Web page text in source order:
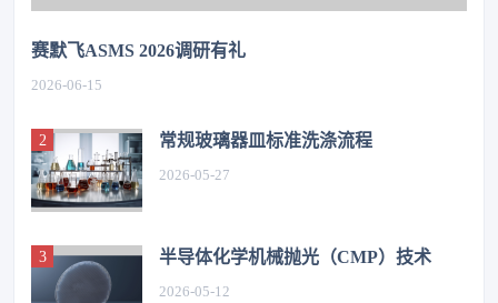
赛默飞ASMS 2026调研有礼
2026-06-15
常规玻璃器皿标准洗涤流程
2026-05-27
半导体化学机械抛光（CMP）技术
2026-05-12